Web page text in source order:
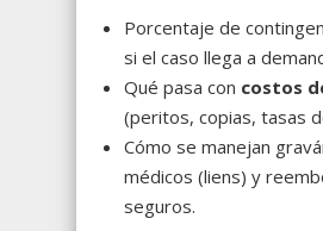
Porcentaje de
si el caso llega a
Qué pasa con costos
(peritos, copias, tasas
Cómo se manejan
médicos (liens) y
seguros.